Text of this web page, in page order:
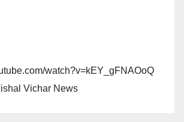
watch?v=kEY_gFNAOoQ
Vichar News